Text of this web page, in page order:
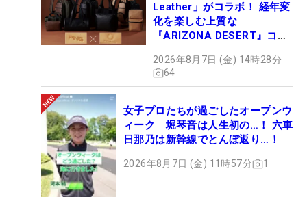
Leather」がコラボ！ 経年変
化を楽しむ上質な
『ARIZONA DESERT』コレ
ュー
2026年8月7日 (金) 14時28分
64
女子プロたちが過ごしたオープンウ
ィーク 堀琴音は人生初の…！ 六車
日那乃は新幹線でとんぼ返り…！
2026年8月7日 (金) 11時57分 1